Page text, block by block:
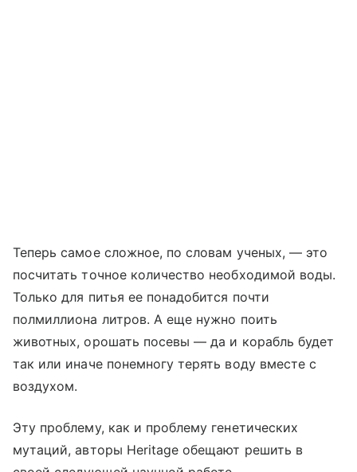
Теперь самое сложное, по словам ученых, — это
посчитать точное количество необходимой воды.
Только для питья ее понадобится почти
полмиллиона литров. А еще нужно поить
животных, орошать посевы — да и корабль будет
так или иначе понемногу терять воду вместе с
воздухом.
Эту проблему, как и проблему генетических
мутаций, авторы Heritage обещают решить в